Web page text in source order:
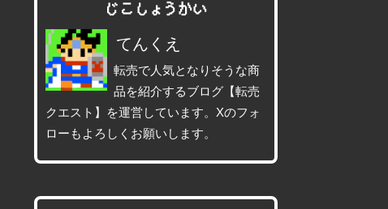
じこしょうかい
てんくえ
転売で人気となりそうな商
品を紹介するブログ【転売
クエスト】を運営しています。Xのフォ
ローもよろしくお願いします。